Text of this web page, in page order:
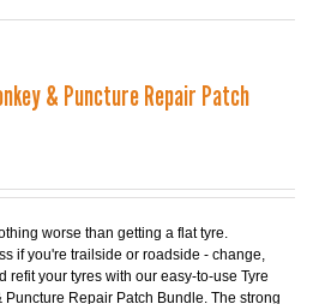
& Puncture Repair Patch
worse than getting a flat tyre.
if you're trailside or roadside - change,
refit your tyres with our easy-to-use Tyre
Puncture Repair Patch Bundle. The strong